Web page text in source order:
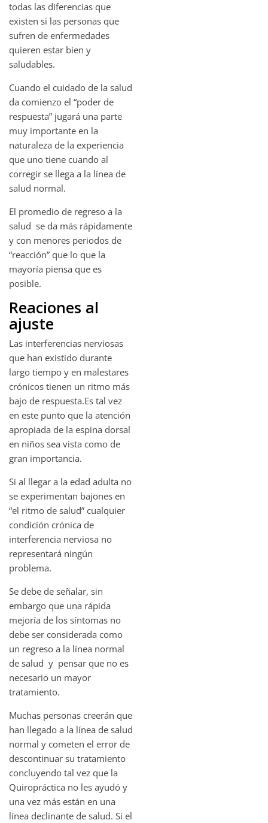
todas las diferencias que
existen si las personas que
sufren de enfermedades
quieren estar bien y
saludables.
Cuando el cuidado de la salud
da comienzo el “poder de
respuesta” jugará una parte
muy importante en la
naturaleza de la experiencia
que uno tiene cuando al
corregir se llega a la línea de
salud normal.
El promedio de regreso a la
salud se da más rápidamente
y con menores periodos de
“reacción” que lo que la
mayoría piensa que es
posible.
Reaciones al
ajuste
Las interferencias nerviosas
que han existido durante
largo tiempo y en malestares
crónicos tienen un ritmo más
bajo de respuesta.Es tal vez
en este punto que la atención
apropiada de la espina dorsal
en niños sea vista como de
gran importancia.
Si al llegar a la edad adulta no
se experimentan bajones en
“el ritmo de salud” cualquier
condición crónica de
interferencia nerviosa no
representará ningún
problema.
Se debe de señalar, sin
embargo que una rápida
mejoría de los síntomas no
debe ser considerada como
un regreso a la línea normal
de salud y pensar que no es
necesario un mayor
tratamiento.
Muchas personas creerán que
han llegado a la línea de salud
normal y cometen el error de
descontinuar su tratamiento
concluyendo tal vez que la
Quiropráctica no les ayudó y
una vez más están en una
línea declinante de salud. Si el